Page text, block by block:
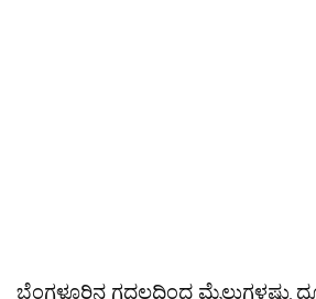
ಬೆಂಗಳೂರಿನ ಗದ್ದಲದಿಂದ